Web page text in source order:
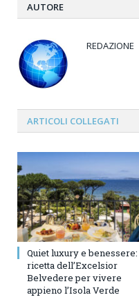
AUTORE
REDAZIONE
ARTICOLI COLLEGATI
Quiet luxury e
ricetta dell’Excelsior
Belvedere per vivere
appieno l’Isola Verde